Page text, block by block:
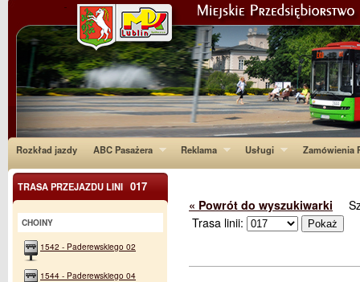
Rozkład jazdy ABC Pasażera Reklama Usługi Zamówienia
« Powrót do wyszukiwarki
Trasa linii:
TRASA PRZEJAZDU LINI 017
CHOINY
1542 - Paderewskiego 02
1544 - Paderewskiego 04